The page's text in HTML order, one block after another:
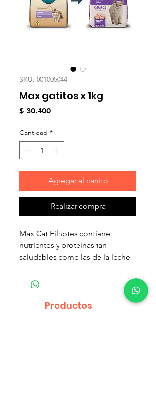
SKU: 001005044
Max gatitos x 1kg
$ 30.400Precio
Cantidad *
Agregar al carrito
Realizar compra
Max Cat Filhotes contiene
nutrientes y proteínas tan
saludables como las de la leche
balanceada y de fácil digestión
fuerte y saludable.
Productos